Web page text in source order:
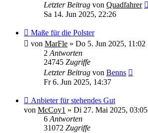
Letzter Beitrag von Quadfahrer
Sa 14. Jun 2025, 22:26
Maße für die Polster
von MarFle » Do 5. Jun 2025, 11:02
2 Antworten
24745 Zugriffe
Letzter Beitrag von Benns
Fr 6. Jun 2025, 14:37
Anbieter für stehendes Gut
von McCoy1 » Di 27. Mai 2025, 03:05
6 Antworten
31072 Zugriffe